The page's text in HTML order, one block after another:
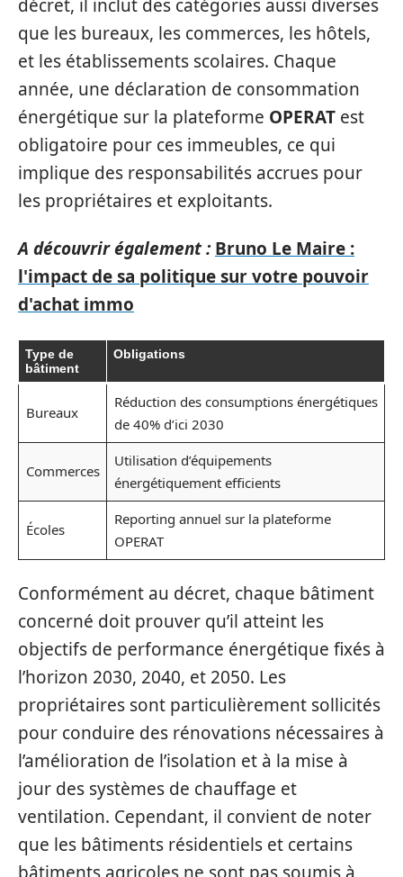
décret, il inclut des catégories aussi diverses
que les bureaux, les commerces, les hôtels,
et les établissements scolaires. Chaque
année, une déclaration de consommation
énergétique sur la plateforme OPERAT est
obligatoire pour ces immeubles, ce qui
implique des responsabilités accrues pour
les propriétaires et exploitants.
A découvrir également : Bruno Le Maire :
l'impact de sa politique sur votre pouvoir
d'achat immo
Type de
bâtiment
Obligations
Bureaux
Réduction des consumptions énergétiques
de 40% d’ici 2030
Commerces
Utilisation d’équipements
énergétiquement efficients
Écoles
Reporting annuel sur la plateforme
OPERAT
Conformément au décret, chaque bâtiment
concerné doit prouver qu’il atteint les
objectifs de performance énergétique fixés à
l’horizon 2030, 2040, et 2050. Les
propriétaires sont particulièrement sollicités
pour conduire des rénovations nécessaires à
l’amélioration de l’isolation et à la mise à
jour des systèmes de chauffage et
ventilation. Cependant, il convient de noter
que les bâtiments résidentiels et certains